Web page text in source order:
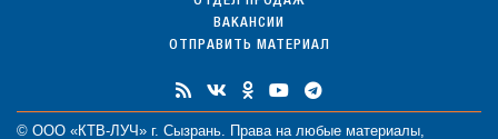
ВАКАНСИИ
ОТПРАВИТЬ МАТЕРИАЛ
© ООО «КТВ-ЛУЧ» г. Сызрань. Права на любые материалы